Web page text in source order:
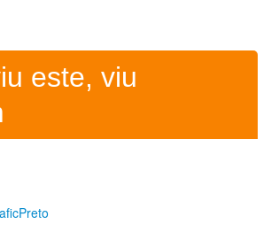
de escapamento
e Calças
este, viu